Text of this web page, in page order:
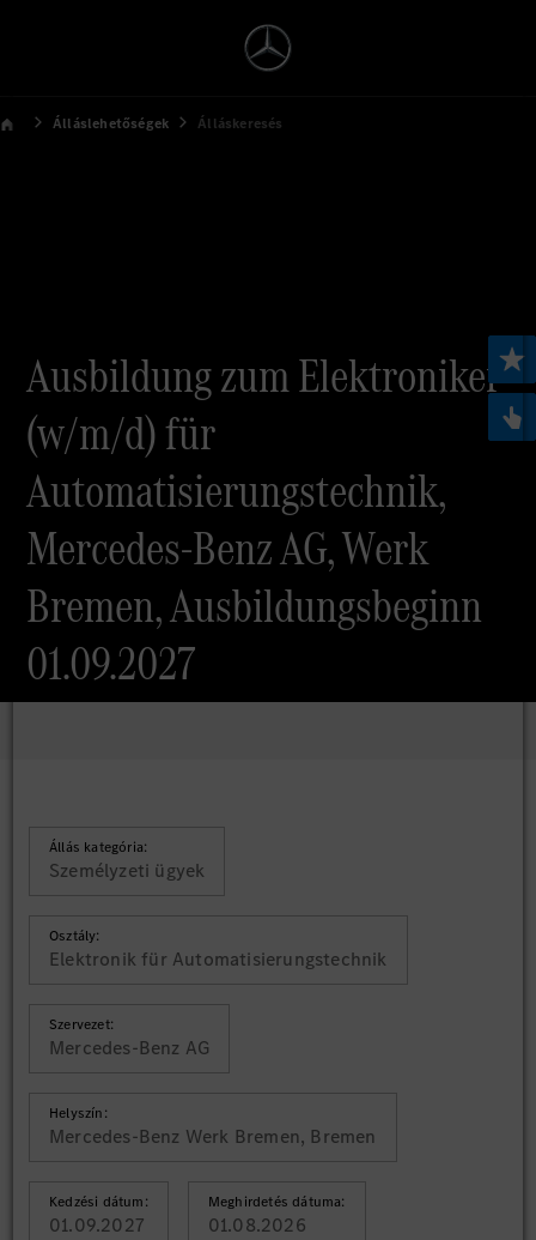
Álláslehetőségek Álláskeresés
Ausbildung zum Elektroniker
(w/m/d) für
Automatisierungstechnik,
Mercedes-Benz AG, Werk
Bremen, Ausbildungsbeginn
01.09.2027
Állás kategória:
Személyzeti ügyek
Osztály:
Elektronik für Automatisierungstechnik
Szervezet:
Mercedes-Benz AG
Helyszín:
Mercedes-Benz Werk Bremen, Bremen
Kedzési dátum:
01.09.2027
Meghirdetés dátuma:
01.08.2026